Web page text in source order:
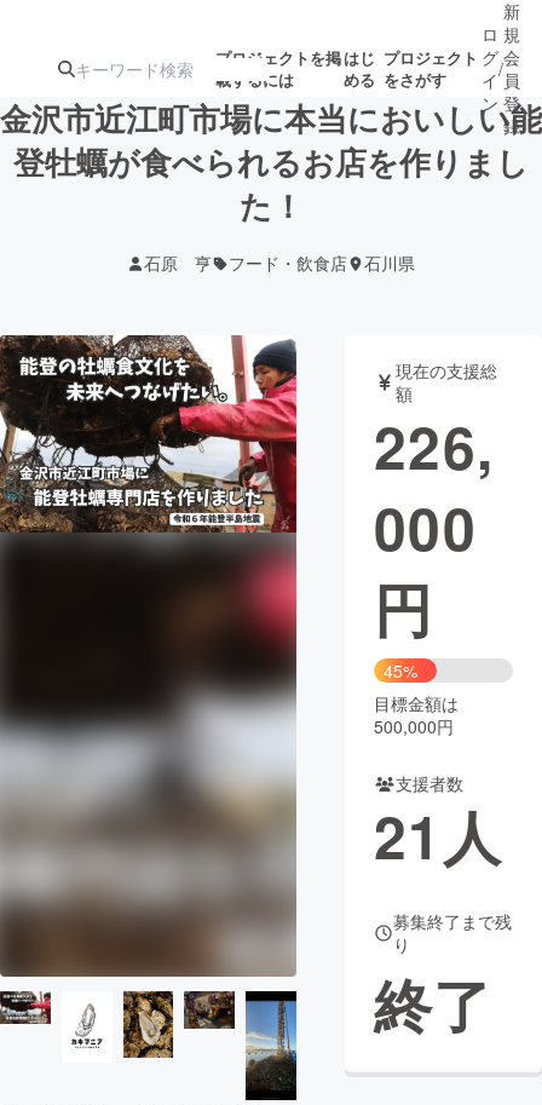
プロジェクトを掲
載するには
はじ
める
プロジェクト
をさがす
注目の新着プロ
テクノロジー・ガジェット
映像・映画 書籍・雑誌
ビジネス・起業 チャレンジ
CAMPFIRE Creation
CAMPFIREふるさと納税machi-ya コミュニティ
ロ
グ
イ
ン
/
新
規
会
員
登
録
金沢市近江町市場に本当においしい能
登牡蠣が食べられるお店を作りまし
た！
石原 亨 フード・飲食店 石川県
現在の支援総
額
226,
000
円
45%
目標金額は
500,000円
支援者数
21 人
募集終了まで残
り
終了